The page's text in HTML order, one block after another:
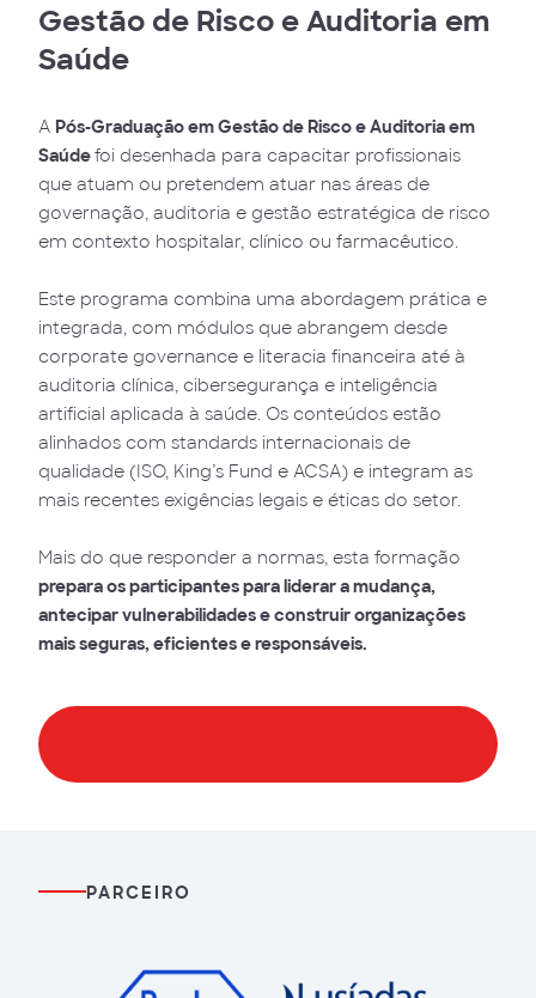
Gestão de Risco e Auditoria em
Saúde
A Pós-Graduação em Gestão de Risco e Auditoria em
Saúdefoi desenhada para capacitar profissionais
que atuam ou pretendem atuar nas áreas de
governação, auditoria e gestão estratégica de risco
em contexto hospitalar, clínico ou farmacêutico.
Este programa combina uma abordagem prática e
integrada, com módulos que abrangem desde
corporate governance e literacia financeira até à
auditoria clínica, cibersegurança e inteligência
artificial aplicada à saúde. Os conteúdos estão
alinhados com standards internacionais de
qualidade (ISO, King’s Fund e ACSA) e integram as
mais recentes exigências legais e éticas do setor.
Mais do que responder a normas, esta formação
prepara os participantes para liderar a mudança,
antecipar vulnerabilidades e construir organizações
mais seguras, eficientes e responsáveis.
PARCEIRO